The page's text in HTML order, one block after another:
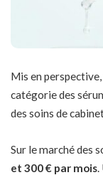
Mis en perspective,
catégorie des
des soins de
Sur le marché des
et 300 € par mois.